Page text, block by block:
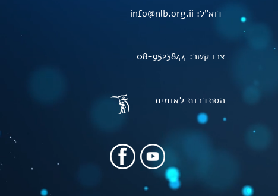
הסתדרות לאומית
צרו קשר: 08-9523844
דוא"ל: info@nlb.org.ii